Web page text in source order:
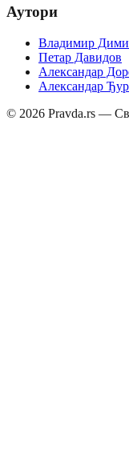
Аутори
Владимир
Петар Давидов
Александар
Александар
© 2026 Pravda.rs —